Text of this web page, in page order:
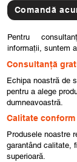
Comandă
Pentru
informații, suntem
Consultanță
Echipa noastră de
pentru a alege
dumneavoastră.
Calitate
Produsele noastre
garantând calitate,
superioară.